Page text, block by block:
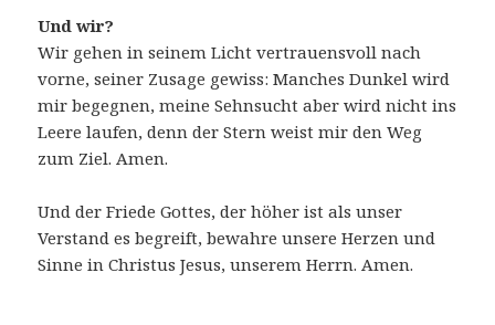
Und wir?
Wir gehen in seinem Licht vertrauensvoll nach
vorne, seiner Zusage gewiss: Manches Dunkel wird
mir begegnen, meine Sehnsucht aber wird nicht ins
Leere laufen, denn der Stern weist mir den Weg
zum Ziel. Amen.
Und der Friede Gottes, der höher ist als unser
Verstand es begreift, bewahre unsere Herzen und
Sinne in Christus Jesus, unserem Herrn. Amen.